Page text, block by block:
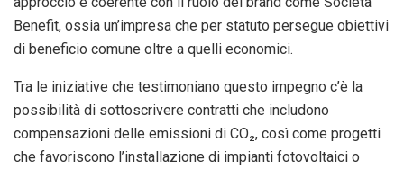
Benefit, ossia un’impresa che per statuto persegue obiettivi
di beneficio comune oltre a quelli economici.
Tra le iniziative che testimoniano questo impegno c’è la
possibilità di sottoscrivere contratti che includono
compensazioni delle emissioni di CO₂, così come progetti
che favoriscono l’installazione di impianti fotovoltaici o